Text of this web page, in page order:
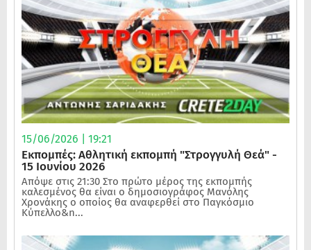
15/06/2026 | 19:21
Εκπομπές: Αθλητική εκπομπή "Στρογγυλή Θεά" -
15 Ιουνίου 2026
Απόψε στις 21:30 Στο πρώτο μέρος της εκπομπής
καλεσμένος θα είναι ο δημοσιογράφος Μανόλης
Χρονάκης ο οποίος θα αναφερθεί στο Παγκόσμιο
Κύπελλο&n...